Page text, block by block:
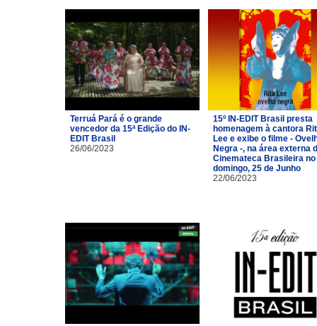
Terruá Pará é o grande
vencedor da 15ª Edição do IN-
EDIT Brasil
26/06/2023
15º IN-EDIT Brasil presta
homenagem à cantora
Lee e exibe o filme -
Negra -, na área externa
Cinemateca Brasileira no
domingo, 25 de Junho
22/06/2023